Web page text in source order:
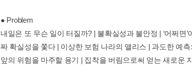
● Problem
내일은 또 무슨 일이 터질까? | 불확실성과 불안정 | ‘어쩌
짜 확실성을 쫓다 | 이상한 보험 나라의 앨리스 | 과도한 예
앞의 위험을 마주할 용기 | 집착을 버림으로써 얻는 새로운